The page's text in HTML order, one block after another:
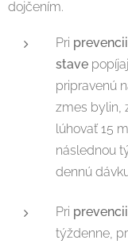
dojčením.
Pri prevencii
stave
pripravenú
zmes bylin,
lúhovať 15
následnou
dennú
Pri prevencii
týždenne,